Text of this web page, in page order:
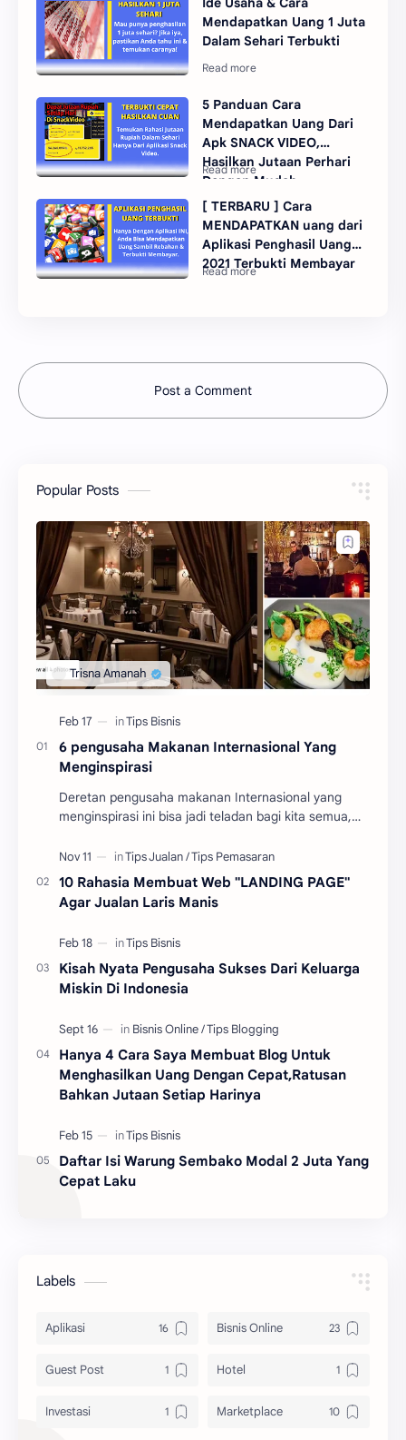
Mendapatkan Uang 1 Juta
Dalam Sehari Terbukti
5 Panduan Cara
Mendapatkan Uang Dari
Apk SNACK VIDEO,
Hasilkan Jutaan Perhari
Dengan Mudah
[ TERBARU ] Cara
MENDAPATKAN uang dari
Aplikasi Penghasil Uang
2021 Terbukti Membayar
Post a Comment
Popular Posts
6 pengusaha Makanan Internasional Yang
Menginspirasi
Deretan pengusaha makanan Internasional yang
menginspirasi ini bisa jadi teladan bagi kita semua,
ra…
10 Rahasia Membuat Web "LANDING PAGE"
Agar Jualan Laris Manis
Kisah Nyata Pengusaha Sukses Dari Keluarga
Miskin Di Indonesia
Hanya 4 Cara Saya Membuat Blog Untuk
Menghasilkan Uang Dengan Cepat,Ratusan
Bahkan Jutaan Setiap Harinya
Daftar Isi Warung Sembako Modal 2 Juta Yang
Cepat Laku
Labels
Aplikasi Bisnis Online
Guest Post Hotel
Investasi Marketplace